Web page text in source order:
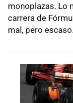
monoplazas. Lo
carrera de
mal, pero escaso.